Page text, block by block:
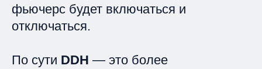
фьючерс будет включаться и
отключаться.
По сути DDH — это более